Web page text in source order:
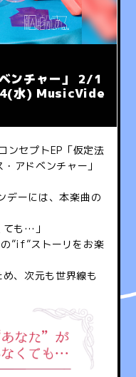
ンチャー」 2/1
水) MusicVide
ンセプトEP 「仮定法
アドベンチャー」
ーには、本楽曲の
も … 」
”if”ストーリをお楽
め、次元も世界線も